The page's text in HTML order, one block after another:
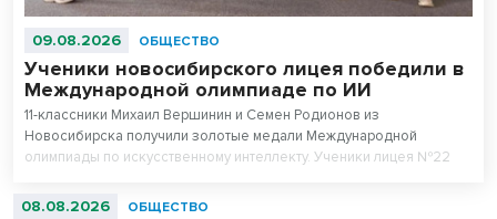
09.08.2026 ОБЩЕСТВО
Ученики новосибирского лицея победили в
Международной олимпиаде по ИИ
11-классники Михаил Вершинин и Семен Родионов из
Новосибирска получили золотые медали Международной
олимпиады по искусственному интеллекту. Ученики лицея №22
абсолютными чемпионами соревнований.
08.08.2026 ОБЩЕСТВО